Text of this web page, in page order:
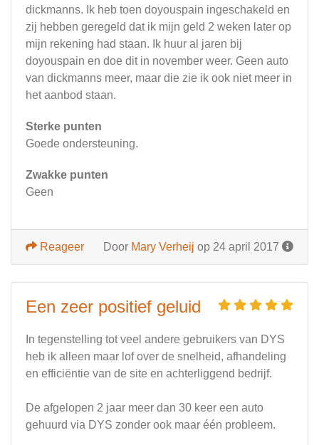
dickmanns. Ik heb toen doyouspain ingeschakeld en
zij hebben geregeld dat ik mijn geld 2 weken later op
mijn rekening had staan. Ik huur al jaren bij
doyouspain en doe dit in november weer. Geen auto
van dickmanns meer, maar die zie ik ook niet meer in
het aanbod staan.
Sterke punten
Goede ondersteuning.
Zwakke punten
Geen
Door Mary Verheij op 24 april 2017
Reageer
Een zeer positief geluid
In tegenstelling tot veel andere gebruikers van DYS
heb ik alleen maar lof over de snelheid, afhandeling
en efficiëntie van de site en achterliggend bedrijf.
De afgelopen 2 jaar meer dan 30 keer een auto
gehuurd via DYS zonder ook maar één probleem.